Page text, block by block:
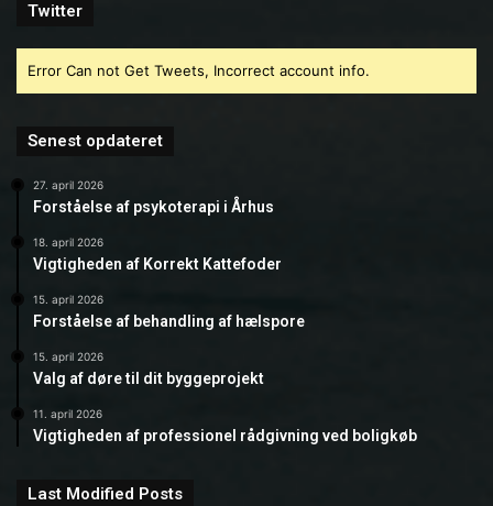
Twitter
Error Can not Get Tweets, Incorrect account info.
Senest opdateret
27. april 2026
Forståelse af psykoterapi i Århus
18. april 2026
Vigtigheden af Korrekt Kattefoder
15. april 2026
Forståelse af behandling af hælspore
15. april 2026
Valg af døre til dit byggeprojekt
11. april 2026
Vigtigheden af professionel rådgivning ved boligkøb
Last Modified Posts